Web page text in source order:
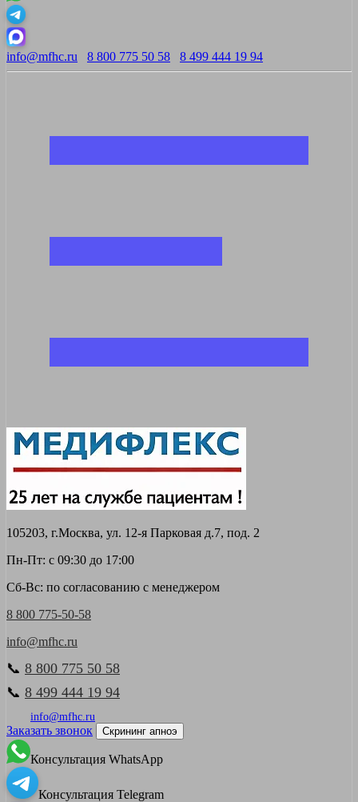
info@mfhc.ru 8 800 775 50 58 8 499 444 19 94
105203, г.Москва, ул. 12-я Парковая д.7, под. 2
Пн-Пт: с 09:30 до 17:00
Сб-Вс: по согласованию с менеджером
8 800 775-50-58
info@mfhc.ru
📞 8 800 775 50 58
📞 8 499 444 19 94
info@mfhc.ru
Заказать звонок Скрининг апноэ
Консультация WhatsApp
Консультация Telegram